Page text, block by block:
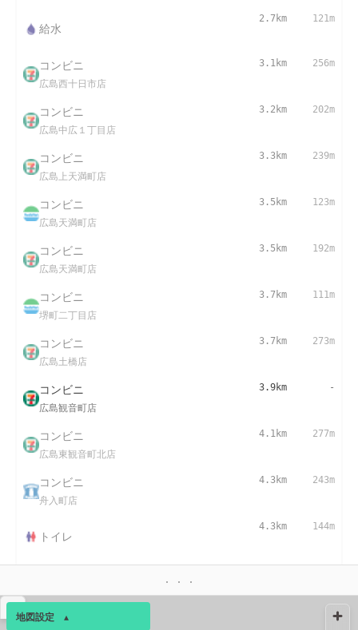
給水
2.7km 121m
コンビニ
広島西十日市店
3.1km 256m
コンビニ
広島中広１丁目店
3.2km 202m
コンビニ
広島上天満町店
3.3km 239m
コンビニ
広島天満町店
3.5km 123m
コンビニ
広島天満町店
3.5km 192m
コンビニ
堺町二丁目店
3.7km 111m
コンビニ
広島土橋店
3.7km 273m
コンビニ
広島観音町店
3.9km -
コンビニ
広島東観音町北店
4.1km 277m
コンビニ
舟入町店
4.3km 243m
トイレ
4.3km 144m
コンビニ -
地図設定 ▴